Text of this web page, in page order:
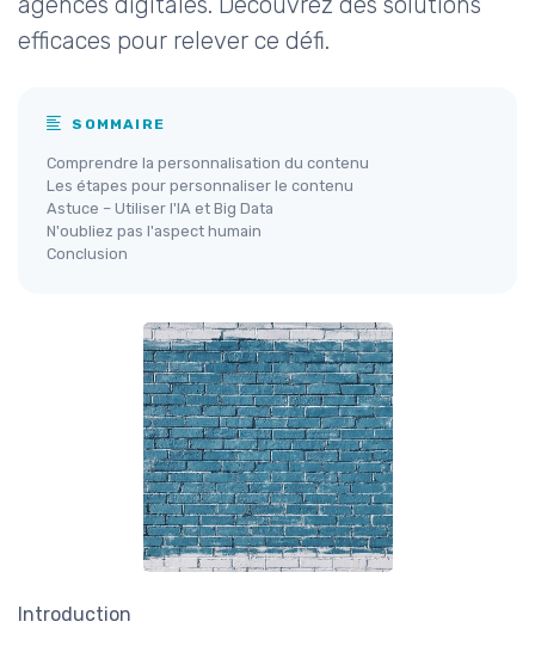
efficaces pour relever ce défi.
SOMMAIRE
Comprendre la personnalisation du contenu
Les étapes pour personnaliser le contenu
Astuce – Utiliser l'IA et Big Data
N'oubliez pas l'aspect humain
Conclusion
Introduction